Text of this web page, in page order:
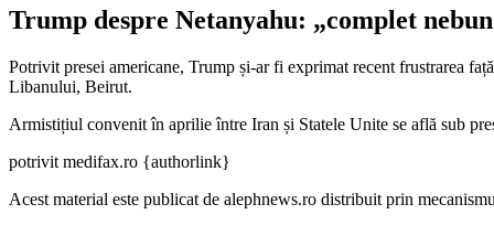
Trump despre Netanyahu: „complet
Potrivit presei americane, Trump și-ar fi exprimat recent frustrarea
Libanului, Beirut.
Armistițiul convenit în aprilie între Iran și Statele Unite se află sub
potrivit medifax.ro {authorlink}
Acest material este publicat de alephnews.ro distribuit prin